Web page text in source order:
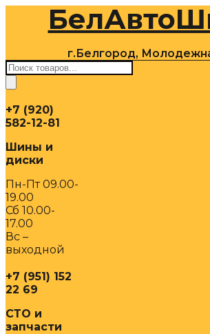
содержимому
г.Белгород,
Поиск
товаров
+7 (920)
582-12-81
Шины и
диски
Пн-Пт 09.00-
19.00
Сб 10.00-
17.00
Вс –
выходной
+7 (951) 152
22 69
СТО и
запчасти